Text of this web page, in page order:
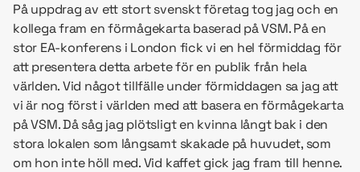
På uppdrag av ett stort svenskt företag tog jag och en
kollega fram en förmågekarta baserad på VSM. På en
stor EA-konferens i London fick vi en hel förmiddag för
att presentera detta arbete för en publik från hela
världen. Vid något tillfälle under förmiddagen sa jag att
vi är nog först i världen med att basera en förmågekarta
på VSM. Då såg jag plötsligt en kvinna långt bak i den
stora lokalen som långsamt skakade på huvudet, som
om hon inte höll med. Vid kaffet gick jag fram till henne.